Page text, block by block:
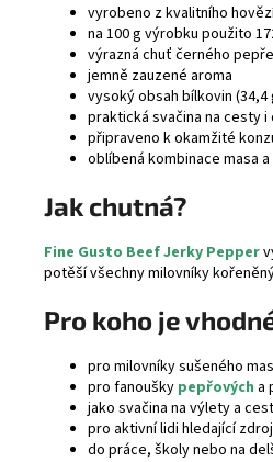
vyrobeno z kvalitního
na 100 g výrobku použito
výrazná chuť černého pepře
jemně zauzené aroma
vysoký obsah bílkovin (34,4
praktická svačina na cesty i
připraveno k okamžité
oblíbená kombinace masa
Jak chutná?
Fine Gusto Beef Jerky Pepper
potěší všechny milovníky
Pro koho je
pro milovníky sušeného
pro fanoušky pepřových a
jako svačina na výlety a
pro aktivní lidi hledající
do práce, školy nebo na